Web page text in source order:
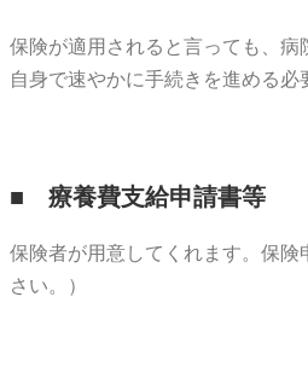
保険が適用されると言っても、
自身で速やかに手続きを進める
■ 療養費支給申請書等
保険者が用意してくれます。保
さい。）